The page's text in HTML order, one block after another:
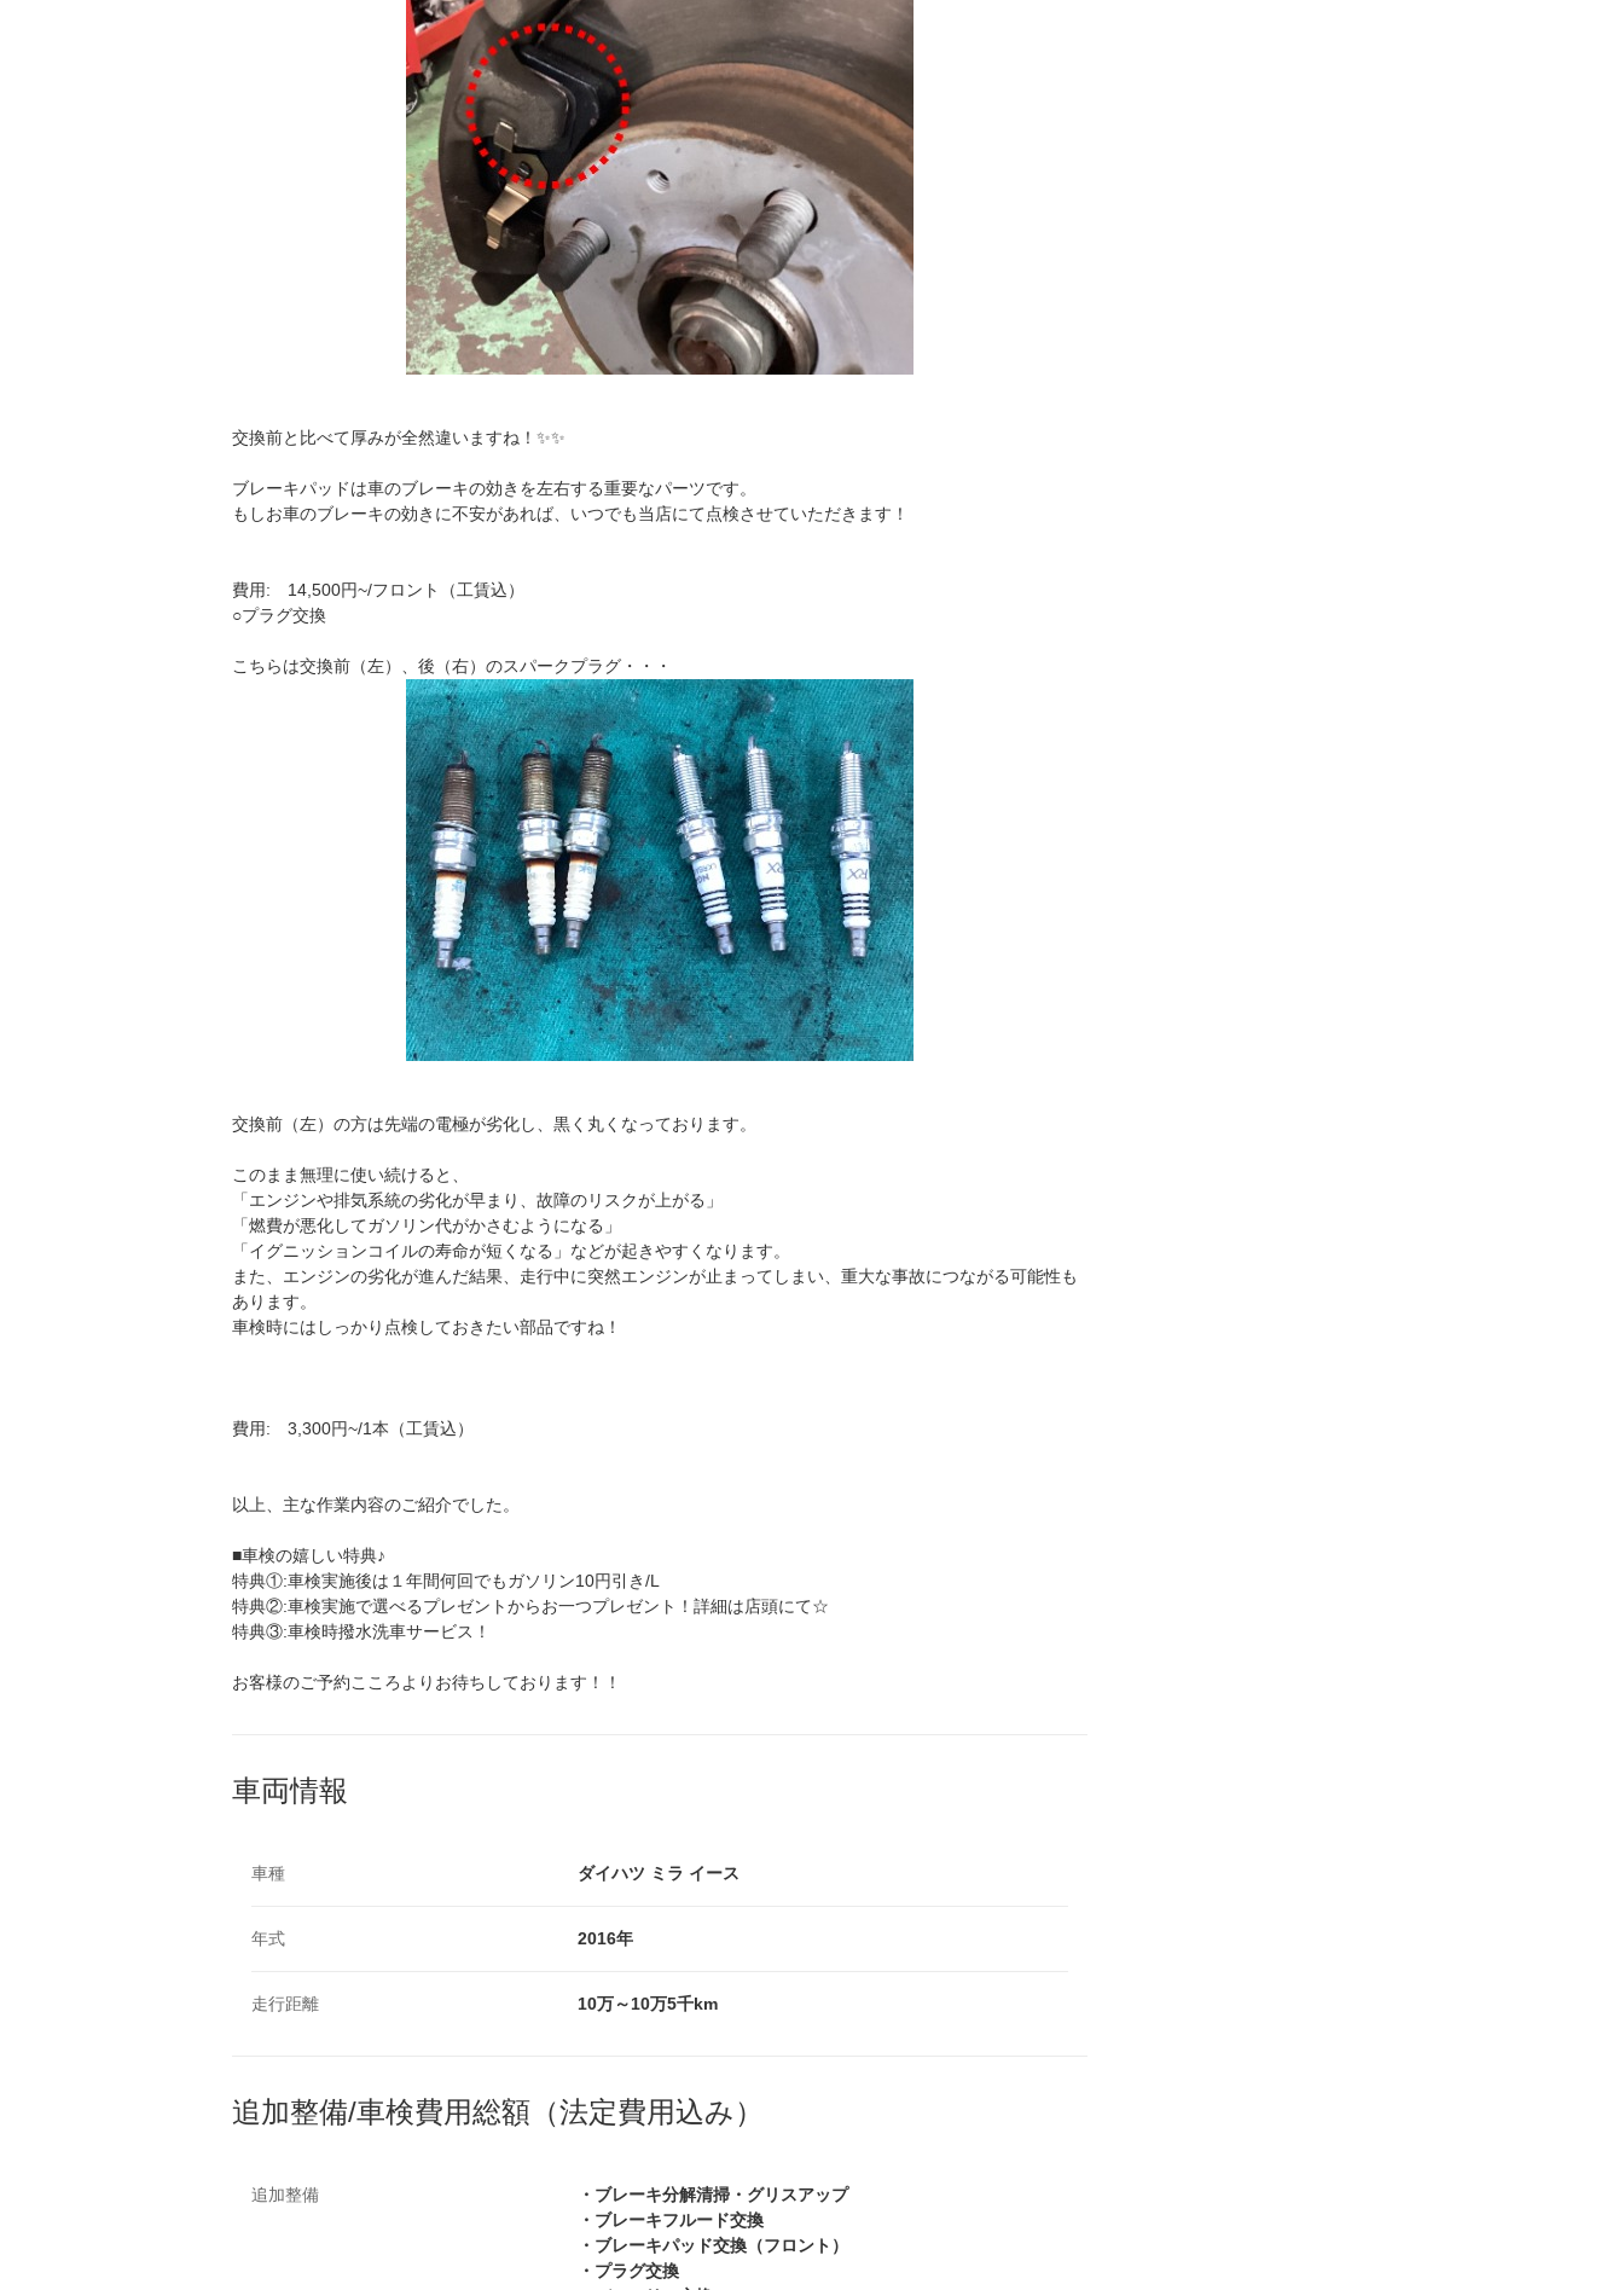
交換前と比べて厚みが全然違いますね！✨✨
ブレーキパッドは車のブレーキの効きを左右する重要なパーツです。
もしお車のブレーキの効きに不安があれば、いつでも当店にて点検させていただきます！
費用: 14,500円~/フロント（工賃込）
○プラグ交換
こちらは交換前（左）、後（右）のスパークプラグ・・・
交換前（左）の方は先端の電極が劣化し、黒く丸くなっております。
このまま無理に使い続けると、
「エンジンや排気系統の劣化が早まり、故障のリスクが上がる」
「燃費が悪化してガソリン代がかさむようになる」
「イグニッションコイルの寿命が短くなる」などが起きやすくなります。
また、エンジンの劣化が進んだ結果、走行中に突然エンジンが止まってしまい、重大な事故につながる可能性も
あります。
車検時にはしっかり点検しておきたい部品ですね！
費用: 3,300円~/1本（工賃込）
以上、主な作業内容のご紹介でした。
■車検の嬉しい特典♪
特典①:車検実施後は１年間何回でもガソリン10円引き/L
特典②:車検実施で選べるプレゼントからお一つプレゼント！詳細は店頭にて☆
特典③:車検時撥水洗車サービス！
お客様のご予約こころよりお待ちしております！！
車両情報
車種 ダイハツ ミラ イース
年式 2016年
走行距離 10万～10万5千km
追加整備/車検費用総額 （法定費用込み）
追加整備
・ブレーキ分解清掃・グリスアップ
・ブレーキフルード交換
・ブレーキパッド交換（フロント）
・プラグ交換